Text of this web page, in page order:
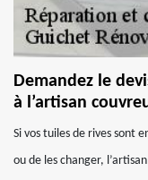
Demandez le
à l’artisan
Si vos tuiles de rives sont
ou de les changer,